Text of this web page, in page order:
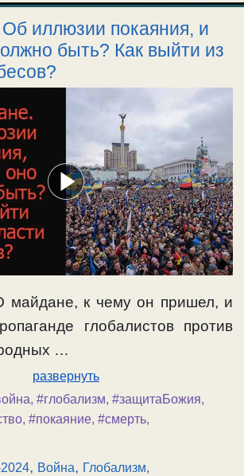
иллюзии покаяния, и
быть? Как выйти из
майдане, к чему он пришел, и
глобалистов против
…
развернуть
, #глобализм, #защитаБожия,
, #покаяние, #смерть,
, Война, Глобализм,